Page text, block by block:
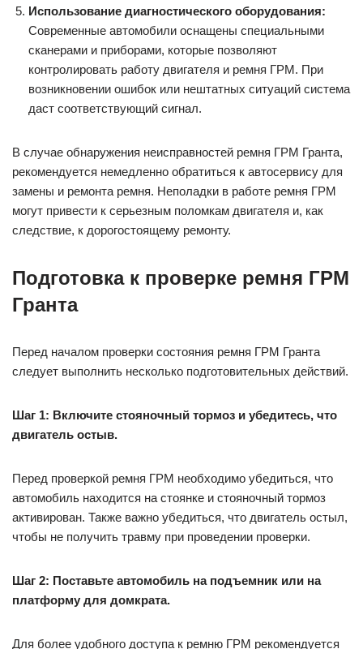
Использование диагностического оборудования:
Современные автомобили оснащены специальными
сканерами и приборами, которые позволяют
контролировать работу двигателя и ремня ГРМ. При
возникновении ошибок или нештатных ситуаций система
даст соответствующий сигнал.
В случае обнаружения неисправностей ремня ГРМ Гранта,
рекомендуется немедленно обратиться к автосервису для
замены и ремонта ремня. Неполадки в работе ремня ГРМ
могут привести к серьезным поломкам двигателя и, как
следствие, к дорогостоящему ремонту.
Подготовка к проверке ремня ГРМ
Гранта
Перед началом проверки состояния ремня ГРМ Гранта
следует выполнить несколько подготовительных действий.
Шаг 1: Включите стояночный тормоз и убедитесь, что
двигатель остыв.
Перед проверкой ремня ГРМ необходимо убедиться, что
автомобиль находится на стоянке и стояночный тормоз
активирован. Также важно убедиться, что двигатель остыл,
чтобы не получить травму при проведении проверки.
Шаг 2: Поставьте автомобиль на подъемник или на
платформу для домкрата.
Для более удобного доступа к ремню ГРМ рекомендуется